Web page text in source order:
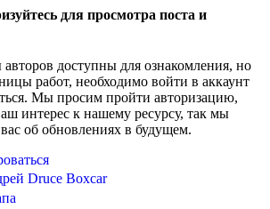
для просмотра поста и
доступны для ознакомления, но
работ, необходимо войти в аккаунт
Мы просим пройти авторизацию,
интерес к нашему ресурсу, так мы
об обновлениях в будущем.
Druce Boxcar